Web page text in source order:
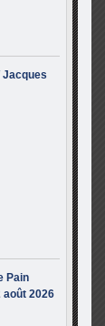
Jacques
Pain
août 2026